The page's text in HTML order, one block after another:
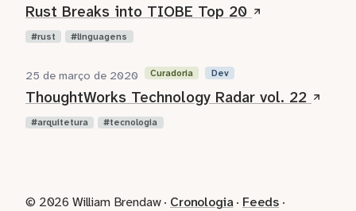
Rust Breaks into TIOBE Top 20
rust linguagens
25 de março de 2020 Curadoria Dev
ThoughtWorks Technology Radar vol. 22
arquitetura tecnologia
© 2026 William Brendaw · Cronologia· Feeds ·